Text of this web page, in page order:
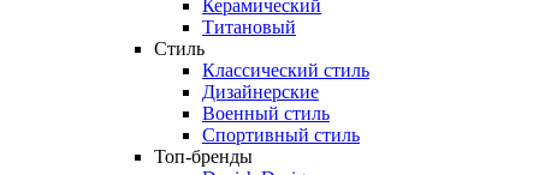
Керамический
Титановый
Стиль
Классический стиль
Дизайнерские
Военный стиль
Спортивный стиль
Топ-бренды